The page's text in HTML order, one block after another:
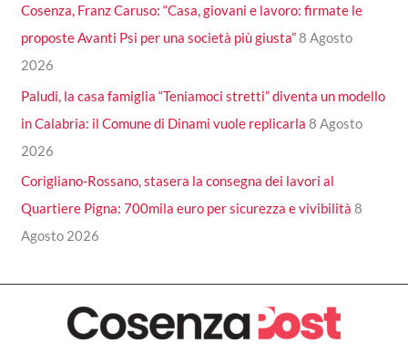
Cosenza, Franz Caruso: “Casa, giovani e lavoro: firmate le
proposte Avanti Psi per una società più giusta”8 Agosto
2026
Paludi, la casa famiglia “Teniamoci stretti” diventa un modello
in Calabria: il Comune di Dinami vuole replicarla 8 Agosto
2026
Corigliano-Rossano, stasera la consegna dei lavori al
Quartiere Pigna: 700mila euro per sicurezza e vivibilità 8
Agosto 2026